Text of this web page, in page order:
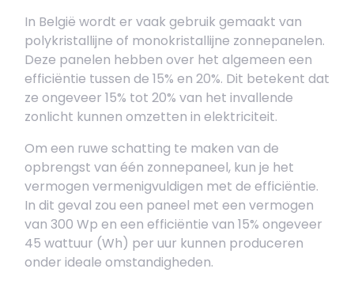
In België wordt er vaak gebruik gemaakt van
polykristallijne of monokristallijne zonnepanelen.
Deze panelen hebben over het algemeen een
efficiëntie tussen de 15% en 20%. Dit betekent dat
ze ongeveer 15% tot 20% van het invallende
zonlicht kunnen omzetten in elektriciteit.
Om een ruwe schatting te maken van de
opbrengst van één zonnepaneel, kun je het
vermogen vermenigvuldigen met de efficiëntie.
In dit geval zou een paneel met een vermogen
van 300 Wp en een efficiëntie van 15% ongeveer
45 wattuur (Wh) per uur kunnen produceren
onder ideale omstandigheden.